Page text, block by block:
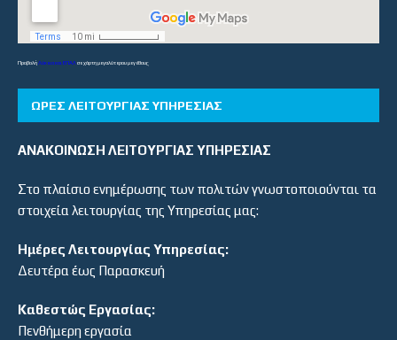
ΠροβολήΛύκεια και ΕΠΑΛσε χάρτη μεγαλύτερου μεγέθους
ΏΡΕΣ ΛΕΙΤΟΥΡΓΊΑΣ ΥΠΗΡΕΣΊΑΣ
ΑΝΑΚΟΙΝΩΣΗ ΛΕΙΤΟΥΡΓΙΑΣ ΥΠΗΡΕΣΙΑΣ
Στο πλαίσιο ενημέρωσης των πολιτών γνωστοποιούνται τα
στοιχεία λειτουργίας της Υπηρεσίας μας:
Ημέρες Λειτουργίας Υπηρεσίας:
Δευτέρα έως Παρασκευή
Καθεστώς Εργασίας:
Πενθήμερη εργασία